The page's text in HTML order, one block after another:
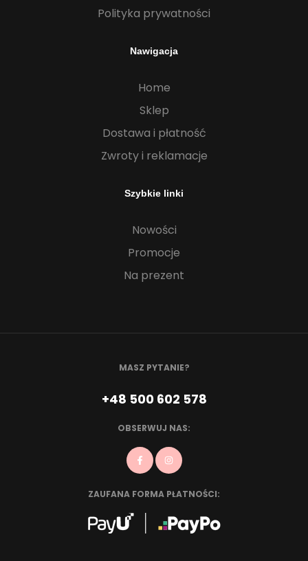
Polityka prywatności
Nawigacja
Home
Sklep
Dostawa i płatność
Zwroty i reklamacje
Szybkie linki
Nowości
Promocje
Na prezent
MASZ PYTANIE?
+48 500 602 578
OBSERWUJ NAS:
ZAUFANA FORMA PŁATNOŚCI: